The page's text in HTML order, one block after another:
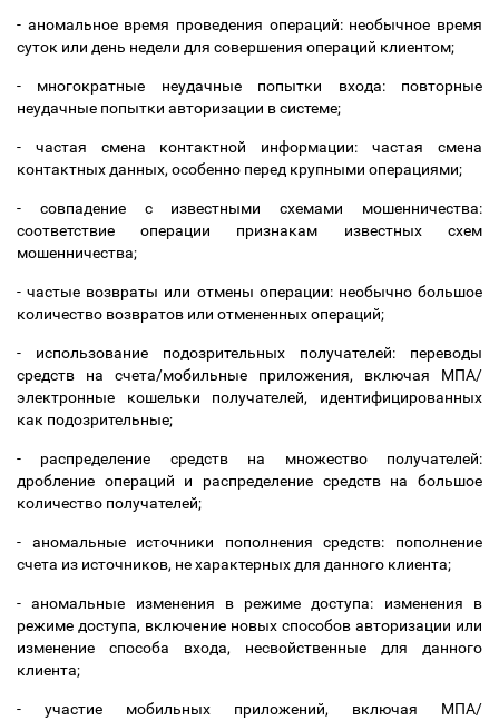
- аномальное время проведения операций: необычное время
суток или день недели для совершения операций клиентом;
- многократные неудачные попытки входа: повторные
неудачные попытки авторизации в системе;
- частая смена контактной информации: частая смена
контактных данных, особенно перед крупными операциями;
- совпадение с известными схемами мошенничества:
соответствие операции признакам известных схем
мошенничества;
- частые возвраты или отмены операции: необычно большое
количество возвратов или отмененных операций;
- использование подозрительных получателей: переводы
средств на счета/мобильные приложения, включая МПА/
электронные кошельки получателей, идентифицированных
как подозрительные;
- распределение средств на множество получателей:
дробление операций и распределение средств на большое
количество получателей;
- аномальные источники пополнения средств: пополнение
счета из источников, не характерных для данного клиента;
- аномальные изменения в режиме доступа: изменения в
режиме доступа, включение новых способов авторизации или
изменение способа входа, несвойственные для данного
клиента;
- участие мобильных приложений, включая МПА/